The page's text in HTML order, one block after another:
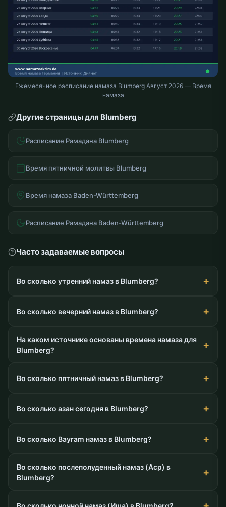
Ежемесячное расписание намаза Blumberg Август 2026 — Время
намаза
Другие страницы для Blumberg
Расписание Рамадана Blumberg
Время пятничной молитвы Blumberg
Время намаза Baden-Württemberg
Расписание Рамадана Baden-Württemberg
Часто задаваемые вопросы
Во сколько утренний намаз в Blumberg?
Во сколько вечерний намаз в Blumberg?
На каком источнике основаны времена намаза для
Blumberg?
Во сколько пятничный намаз в Blumberg?
Во сколько азан сегодня в Blumberg?
Во сколько Bayram намаз в Blumberg?
Во сколько послеполуденный намаз (Аср) в
Blumberg?